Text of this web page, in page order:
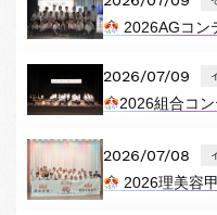
2026AGコン
2026/07/09
2026組合コン
2026/07/08
2026理美容